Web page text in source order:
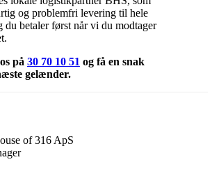
og problemfri levering til hele
du betaler først når vi du modtager
på 30 70 10 51 og få en snak
gelænder.
of 316 ApS